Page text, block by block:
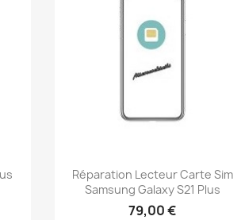
Aperçu rapide
Réparation Lecteur Carte Sim
Samsung Galaxy S21 Plus
79,00 €